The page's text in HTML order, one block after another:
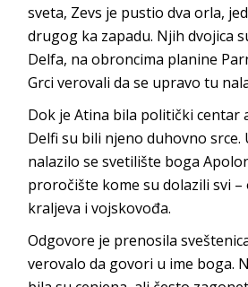
sveta, Zevs je pustio dva orla,
drugog ka zapadu. Njih dvojica
Delfa, na obroncima planine
Grci verovali da se upravo tu
Dok je Atina bila politički centar
Delfi su bili njeno duhovno srce.
nalazilo se svetilište boga
proročište kome su dolazili svi
kraljeva i vojskovođa.
Odgovore je prenosila
verovalo da govori u ime boga.